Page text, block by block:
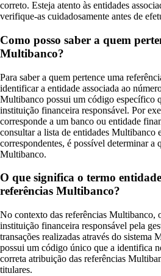
correto. Esteja atento às entidades
verifique-as cuidadosamente antes de
Como posso saber a quem
Multibanco?
Para saber a quem pertence uma
identificar a entidade associada ao
Multibanco possui um código específico
instituição financeira responsável. Por
corresponde a um banco ou entidade
consultar a lista de entidades Multibanco
correspondentes, é possível determinar a
Multibanco.
O que significa o termo
referências Multibanco?
No contexto das referências Multibanco,
instituição financeira responsável pela
transações realizadas através do sistema
possui um código único que a identifica
correta atribuição das referências
titulares.